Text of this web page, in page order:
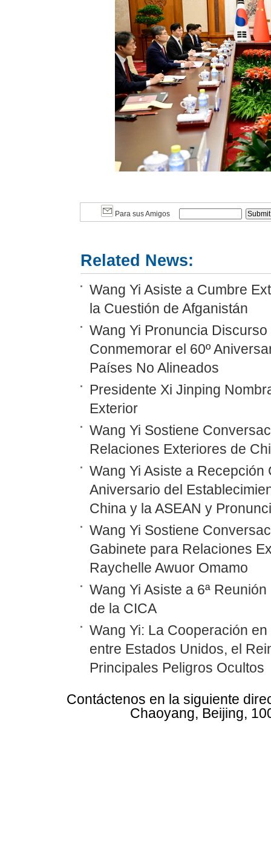
Para sus Amigos
Related News:
Wang Yi Asiste a Cumbre
la Cuestión de Afganistán
Wang Yi Pronuncia
Conmemorar el 60º
Países No Alineados
Presidente Xi Jinping
Exterior
Wang Yi Sostiene
Relaciones Exteriores de
Wang Yi Asiste a Recepción
Aniversario del
China y la ASEAN y
Wang Yi Sostiene
Gabinete para Relaciones
Raychelle Awuor Omamo
Wang Yi Asiste a 6ª
de la CICA
Wang Yi: La Cooperación
entre Estados Unidos, el
Principales Peligros Ocultos
Contáctenos en la siguiente
Chaoyang, Beijing,